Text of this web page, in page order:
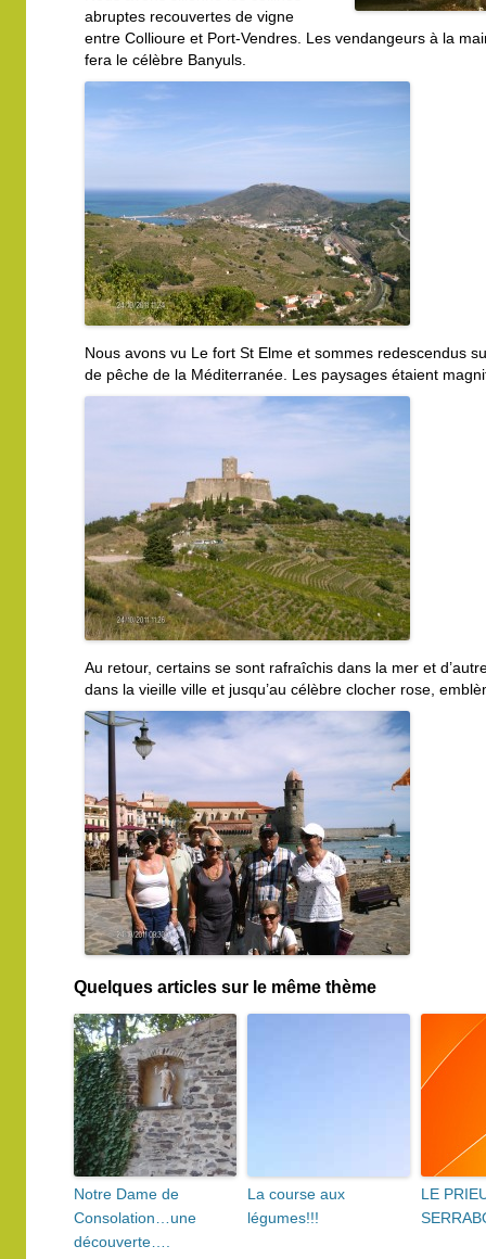
abruptes recouvertes de vigne
entre Collioure et Port-Vendres. Les vendangeurs à la
fera le célèbre Banyuls.
Nous avons vu Le fort St Elme et sommes redescendus
de pêche de la Méditerranée. Les paysages étaient
Au retour, certains se sont rafraîchis dans la mer et
dans la vieille ville et jusqu’au célèbre clocher rose,
Quelques articles sur le même thème
Notre Dame de
Consolation…une
découverte….
La course aux
légumes!!!
LE